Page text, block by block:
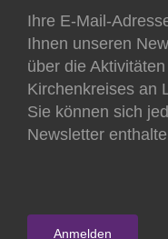
Ihre E-Mail-
Ihnen unseren
über die
Kirchenkreises an
Sie können sich
Newsletter